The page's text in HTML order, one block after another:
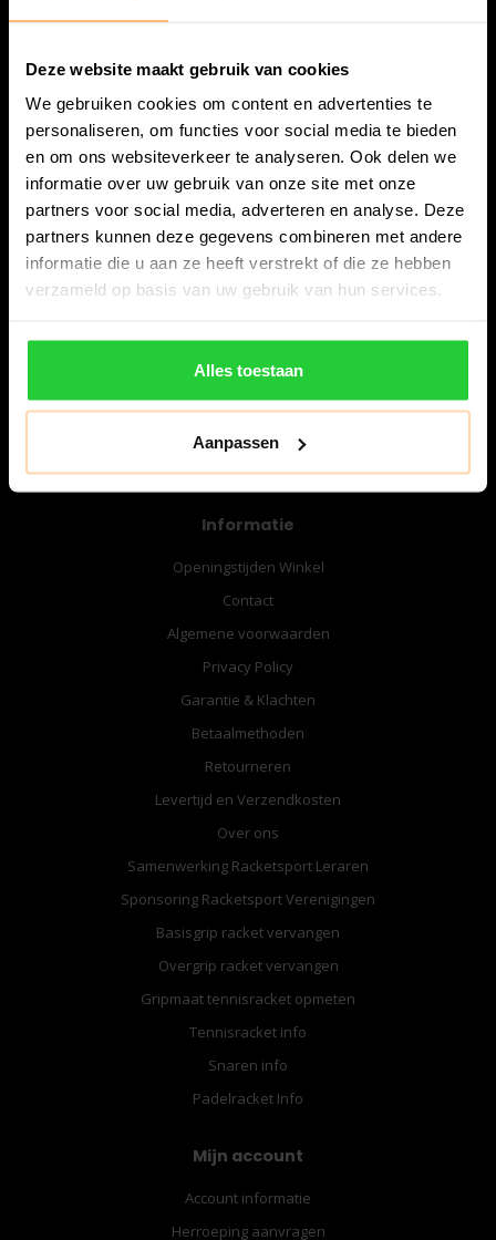
Deze website maakt gebruik van cookies
We gebruiken cookies om content en advertenties te
personaliseren, om functies voor social media te bieden
en om ons websiteverkeer te analyseren. Ook delen we
informatie over uw gebruik van onze site met onze
partners voor social media, adverteren en analyse. Deze
partners kunnen deze gegevens combineren met andere
informatie die u aan ze heeft verstrekt of die ze hebben
verzameld op basis van uw gebruik van hun services.
Alles toestaan
Aanpassen
Bespanracket.nl is dé racketspecialist van Lelystad en
omstreken.
Snijdersstraat 6
8224 AA Lelystad
Nederland
06-57276080
info@bespanracket.nl
Informatie
Openingstijden Winkel
Contact
Algemene voorwaarden
Privacy Policy
Garantie & Klachten
Betaalmethoden
Retourneren
Levertijd en Verzendkosten
Over ons
Samenwerking Racketsport Leraren
Sponsoring Racketsport Verenigingen
Basisgrip racket vervangen
Overgrip racket vervangen
Gripmaat tennisracket opmeten
Tennisracket info
Snaren info
Padelracket Info
Mijn account
Account informatie
Herroeping aanvragen